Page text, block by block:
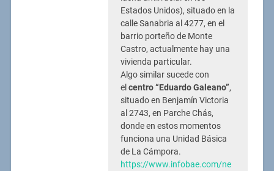
Estados Unidos), situado en la
calle Sanabria al 4277, en el
barrio porteño de Monte
Castro, actualmente hay una
vivienda particular.
Algo similar sucede con
el centro “Eduardo Galeano”,
situado en Benjamín Victoria
al 2743, en Parche Chás,
donde en estos momentos
funciona una Unidad Básica
de La Cámpora.
https://www.infobae.com/ne